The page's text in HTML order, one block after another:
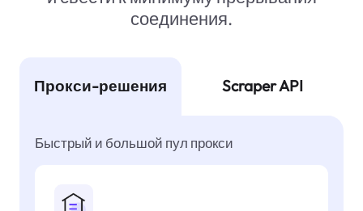
соединения.
Прокси-решения Scraper API
Быстрый и большой пул прокси